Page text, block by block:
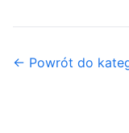
← Powrót do